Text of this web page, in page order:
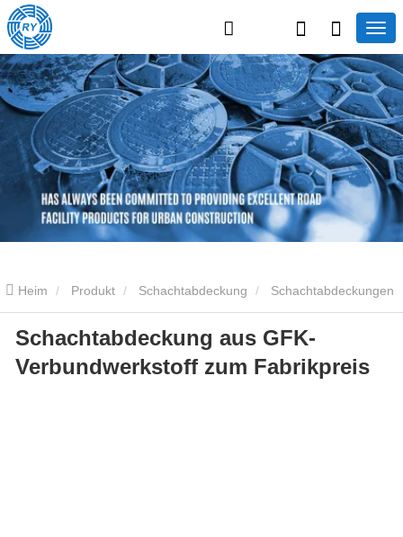
Heim Produkt Schachtabdeckung Schachtabdeckungen
aus Verbundwerkstoff Schachtabdeckung aus GFK-
Verbundwerkstoff zum Fabrikpreis
Schachtabdeckung aus GFK-
Verbundwerkstoff zum Fabrikpreis